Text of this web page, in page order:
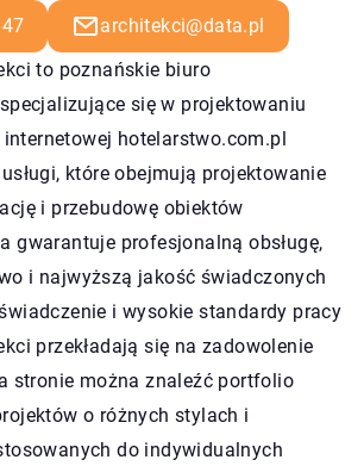
architekci@data.pl
to poznańskie biuro
się w projektowaniu
hotelarstwo.com.pl
które obejmują projektowanie
i przebudowę obiektów
gwarantuje profesjonalną obsługę,
i najwyższą jakość świadczonych
i wysokie standardy pracy
przekładają się na zadowolenie
stronie można znaleźć portfolio
o różnych stylach i
do indywidualnych